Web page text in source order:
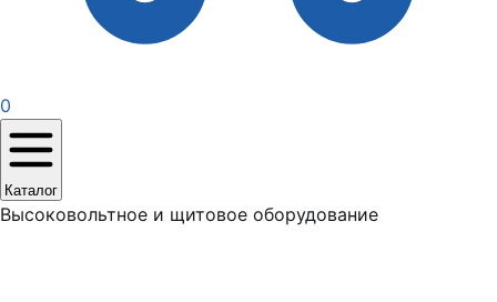
0
Каталог
Высоковольтное и щитовое оборудование